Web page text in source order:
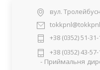
вул.
+38 (0352) 51-
+38 (0352) 43-
- Приймальня